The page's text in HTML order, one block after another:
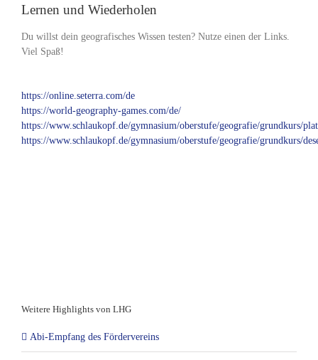
Lernen und Wiederholen
Du willst dein geografisches Wissen testen? Nutze einen der Links.
Viel Spaß!
https://online.seterra.com/de
https://world-geography-games.com/de/
https://www.schlaukopf.de/gymnasium/oberstufe/geografie/grundkurs/
https://www.schlaukopf.de/gymnasium/oberstufe/geografie/grundkurs/
Weitere Highlights von LHG
Abi-Empfang des Fördervereins